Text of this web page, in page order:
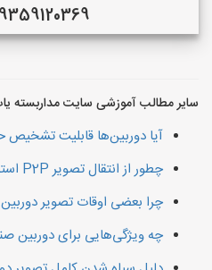
09359120369
سایر مطالب آموزشی سایت مداربسته
آیا دوربین‌ها قابلیت تشخیص
چطور از انتقال تصویر P2P استفاده کنیم
چرا بعضی اوقات تصویر
چه ویژگی‌هایی برای دوربین